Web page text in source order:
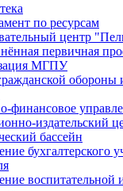
по ресурсам
центр
первичная
МГПУ
обороны
финансовое
издательский
бассейн
бухгалтерского
воспитательной